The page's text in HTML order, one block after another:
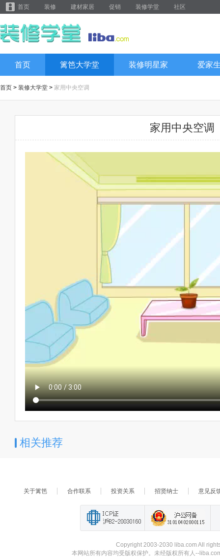
首页 装修 建材家居 促销 装修学堂 社区
首页 篱笆大学堂 装修明星家 爱家
首页 > 装修大学堂 > 家用中央空调
家用中央空调
相关推荐
关于篱笆 合作联系 投资关系 招贤纳士 意见反
Copyright 2003-2030 liba.com All
本网站所有内容均受版权保护。未经版权所有人--